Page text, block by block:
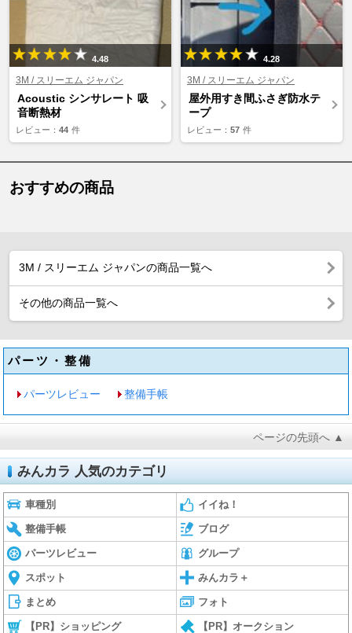
4.48
3M / スリーエム ジャパン
Acoustic シンサレート 吸
音断熱材
レビュー： 44 件
4.28
3M / スリーエム ジャパン
屋外用すき間ふさぎ防水テ
ープ
レビュー： 57 件
おすすめの商品
3M / スリーエム ジャパンの商品一覧へ
その他の商品一覧へ
パーツ・整備
パーツレビュー 整備手帳
ページの先頭へ ▲
みんカラ 人気のカテゴリ
車種別 イイね！
整備手帳 ブログ
パーツレビュー グループ
スポット みんカラ＋
まとめ フォト
【PR】ショッピング 【PR】オークション